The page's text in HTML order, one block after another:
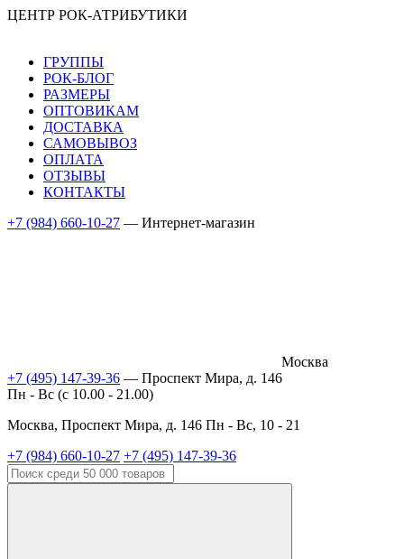
ЦЕНТР РОК-АТРИБУТИКИ
ГРУППЫ
РОК-БЛОГ
РАЗМЕРЫ
ОПТОВИКАМ
ДОСТАВКА
САМОВЫВОЗ
ОПЛАТА
ОТЗЫВЫ
КОНТАКТЫ
+7 (984) 660-10-27 — Интернет-магазин
Москва
+7 (495) 147-39-36 — Проспект Мира, д. 146
Пн - Вс (c 10.00 - 21.00)
Москва, Проспект Мира, д. 146 Пн - Вс, 10 - 21
+7 (984) 660-10-27 +7 (495) 147-39-36